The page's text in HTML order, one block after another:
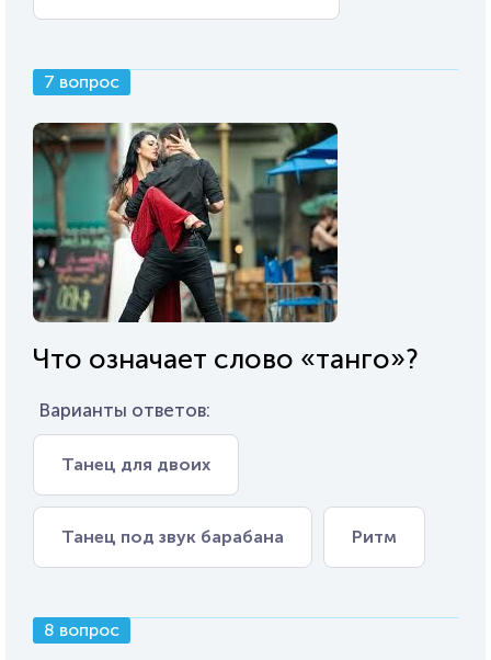
7 вопрос
Что означает слово «танго»?
Варианты ответов:
Танец для двоих
Танец под звук барабана Ритм
8 вопрос